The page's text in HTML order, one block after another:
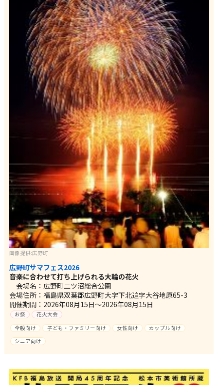
画像提供:広野町
広野町サマフェス2026
音楽に合わせて打ち上げられる大輪の花火
会場名：広野町二ツ沼総合公園
会場住所：福島県双葉郡広野町大字下北迫字大谷地原65-3
開催期間：2026年08月15日～2026年08月15日
お祭
花火大会
全般向け
子ども・ファミリー向け 女性向け
カップル向け
シニア向け